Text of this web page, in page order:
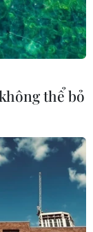
thể bỏ